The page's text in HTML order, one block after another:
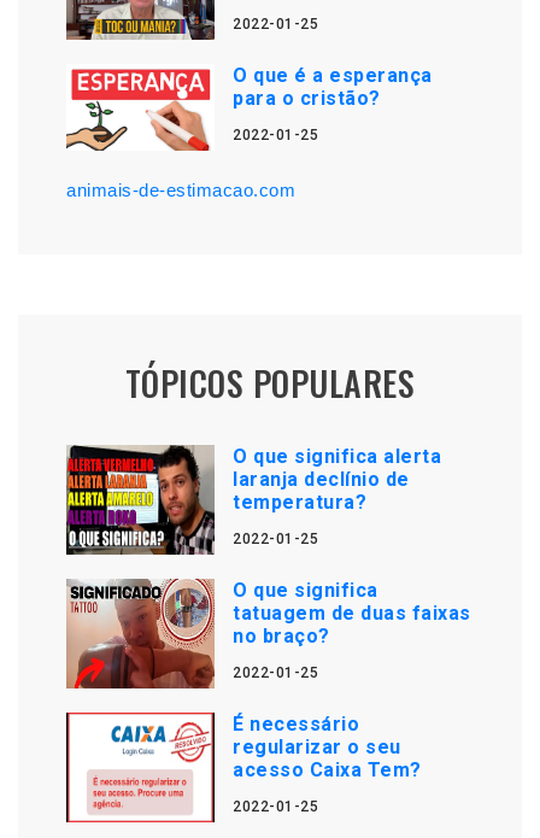
2022-01-25
O que é a esperança
para o cristão?
2022-01-25
animais-de-estimacao.com
TÓPICOS POPULARES
O que significa alerta
laranja declínio de
temperatura?
2022-01-25
O que significa
tatuagem de duas faixas
no braço?
2022-01-25
É necessário
regularizar o seu
acesso Caixa Tem?
2022-01-25